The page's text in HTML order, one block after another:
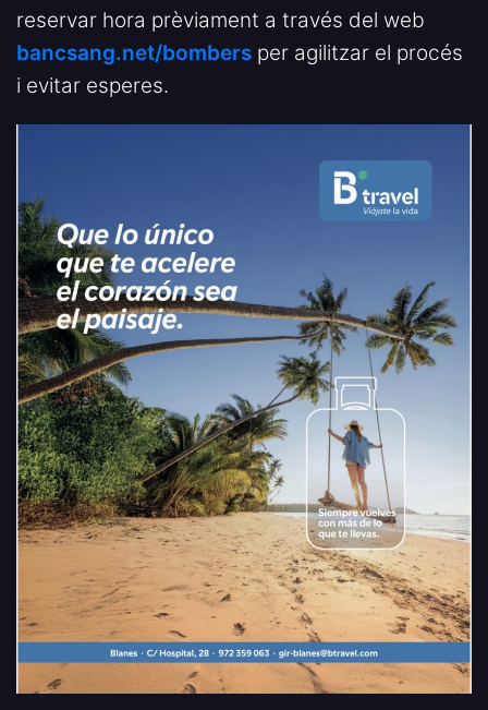
reservar hora prèviament a través del web
bancsang.net/bombers per agilitzar el procés
i evitar esperes.